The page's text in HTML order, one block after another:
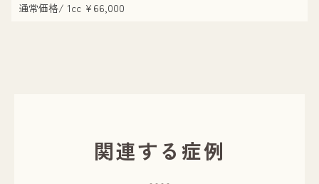
通常価格/ 1cc ¥66,000
関連する症例